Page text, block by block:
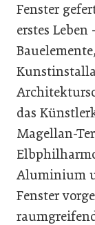
Fenster
erstes
das
Magellan-
Aluminium
Fenster